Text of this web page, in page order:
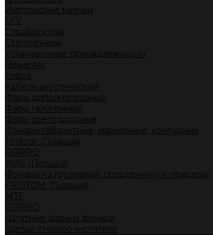
Импульсные маячки
СГУ
Стробоскопы
Стопсигналы
Установочные принадлежности
Герметик
Гофра
Кабель акустический
Фары дополнительные
Фары галогенные
Фары светодиодные
Фонари габаритные, маркерные, контурные
Fristom (Польша)
ORPRO
WAS (Польша)
Фонари на грузовики, спецтехнику и прицепы
FRISTOM (Польша)
MTF
ORPRO
Штатные фары и фонари
Щетки стеклоочистителя